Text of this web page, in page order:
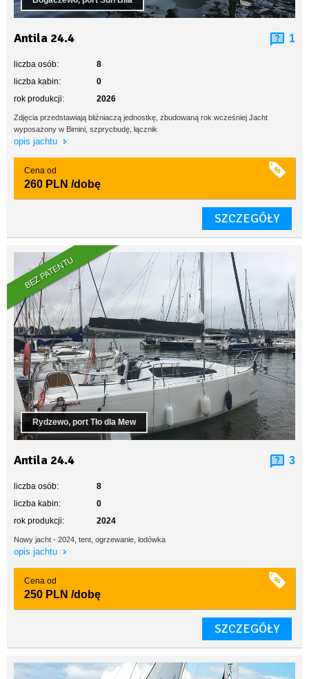
Antila 24.4 1
liczba osób:
8
liczba kabin:
0
rok produkcji:
2026
Zdjęcia przedstawiają bliźniaczą jednostkę, zbudowaną rok wcześniej Jacht
wyposażony w Bimini, szprycbudę, łącznik
opis jachtu
Cena od
260 PLN /dobę
SZCZEGÓŁY
BEZ PATENTU
Rydzewo, port Tło dla Mew
Antila 24.4 3
liczba osób:
8
liczba kabin:
0
rok produkcji:
2024
Nowy jacht - 2024, tent, ogrzewanie, lodówka
opis jachtu
Cena od
250 PLN /dobę
SZCZEGÓŁY